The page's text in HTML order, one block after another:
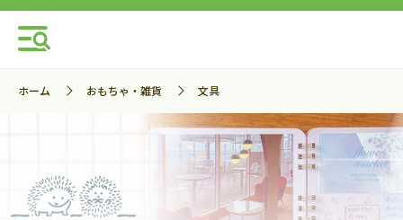
ホーム おもちゃ・雑貨 文具